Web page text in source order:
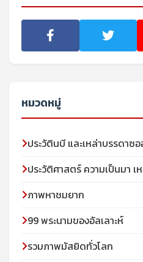
หมวดหมู่
ประวัตินบี และเหล่าบรรดาซอ
ประวัติศาสตร์ ความเป็นมา
ภาพหาชมยาก
99 พระนามของอัลเลาะห์
รวมภาพมัสยิดทั่วโลก